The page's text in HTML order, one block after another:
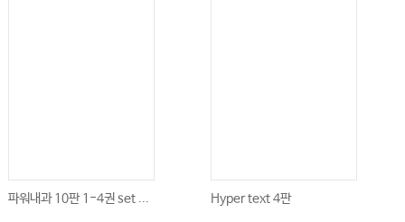
파워내과 10판 1-4권 set ... Hyper text 4판